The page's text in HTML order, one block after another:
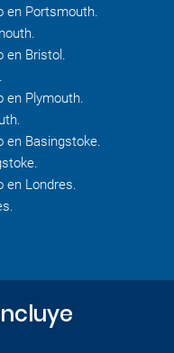
en Portsmouth.
en Bristol.
en Plymouth.
en Basingstoke.
en Londres.